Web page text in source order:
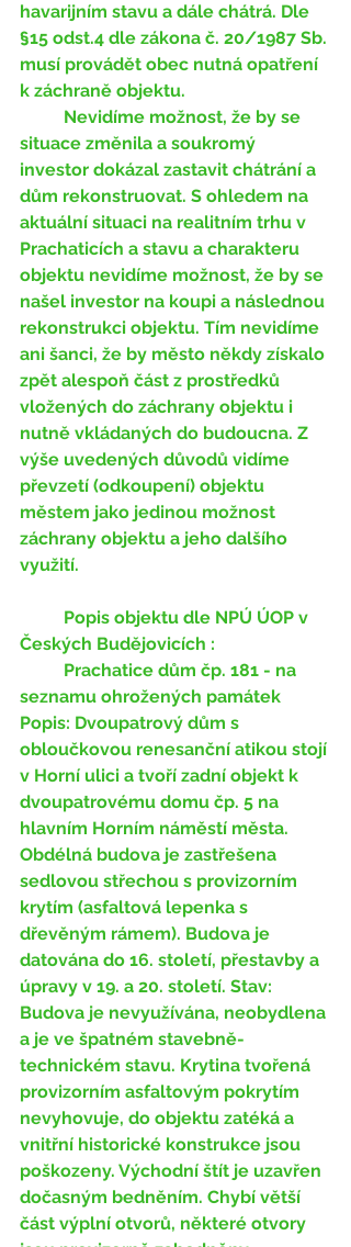
havarijním stavu a dále chátrá. Dle
§15 odst.4 dle zákona č. 20/1987 Sb.
musí provádět obec nutná opatření
k záchraně objektu.
situace změnila a soukromý
investor dokázal zastavit chátrání a
dům rekonstruovat. S ohledem na
aktuální situaci na realitním trhu v
Prachaticích a stavu a charakteru
objektu nevidíme možnost, že by se
našel investor na koupi a následnou
rekonstrukci objektu. Tím nevidíme
ani šanci, že by město někdy získalo
zpět alespoň část z prostředků
vložených do záchrany objektu i
nutně vkládaných do budoucna. Z
výše uvedených důvodů vidíme
převzetí (odkoupení) objektu
městem jako jedinou možnost
záchrany objektu a jeho dalšího
využití.
Popis objektu dle NPÚ ÚOP v
Českých Budějovicích :
seznamu ohrožených památek
Popis: Dvoupatrový dům s
obloučkovou renesanční atikou stojí
v Horní ulici a tvoří zadní objekt k
dvoupatrovému domu čp. 5 na
hlavním Horním náměstí města.
Obdélná budova je zastřešena
sedlovou střechou s provizorním
krytím (asfaltová lepenka s
dřevěným rámem). Budova je
datována do 16. století, přestavby a
úpravy v 19. a 20. století. Stav:
Budova je nevyužívána, neobydlena
a je ve špatném stavebně-
technickém stavu. Krytina tvořená
provizorním asfaltovým pokrytím
nevyhovuje, do objektu zatéká a
vnitřní historické konstrukce jsou
poškozeny. Východní štít je uzavřen
dočasným bedněním. Chybí větší
část výplní otvorů, některé otvory